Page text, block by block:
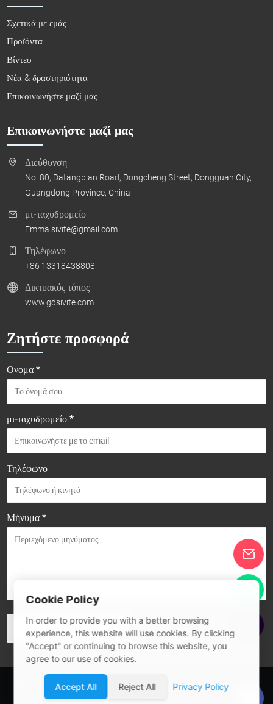
Σχετικά με εμάς
Προϊόντα
Βίντεο
Νέα & δραστηριότητα
Επικοινωνήστε μαζί μας
Επικοινωνήστε μαζί μας
Διεύθυνση
No. 80, Datangbian Road, Dongcheng Street, Dongguan City,
Guangdong Province, China
μι-ταχυδρομείο
Emma.sivite@gmail.com
Τηλέφωνο
+86 13318438808
Δικτυακός τόπος
www.gdsivite.com
Ζητήστε προσφορά
Ονομα *
μι-ταχυδρομείο *
Τηλέφωνο
Μήνυμα *
© 2026 Guangdong SIVITE Intelligent Manufacturing Co., Ltd.
Cookie Policy
In order to provide you with a better browsing
experience, this website will use cookies. By clicking
"Accept" or continuing to browse this website, you
agree to our use of cookies.
Accept All Reject All Privacy Policy